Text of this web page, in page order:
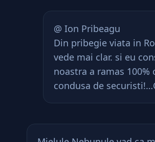
@ Ion Pribeagu
Din pribegie viata in
vede mai clar. si eu
noastra a ramas 100%
condusa de